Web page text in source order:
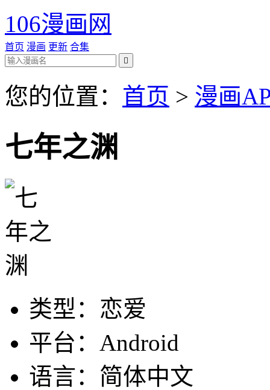
106漫画网
首页 漫画 更新 合集

您的位置： 首页 > 漫画
七年之渊
类型：恋爱
平台：Android
语言：简体中文